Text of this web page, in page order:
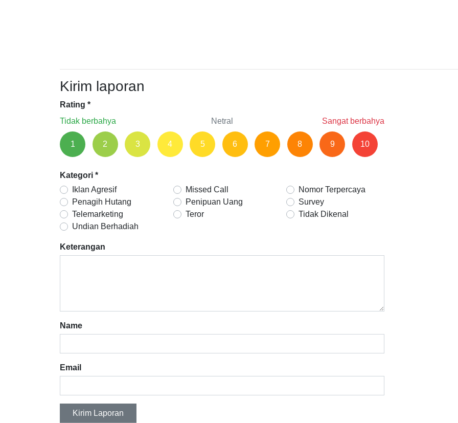
Kirim laporan
Rating *
Tidak berbahya
Netral Sangat berbahya
1 2 3 4 5 6 7 8 9 10
Kategori *
Iklan Agresif
Missed Call
Nomor Terpercaya
Penagih Hutang
Penipuan Uang
Survey
Telemarketing
Teror
Tidak Dikenal
Undian Berhadiah
Keterangan
Name
Email
Kirim Laporan